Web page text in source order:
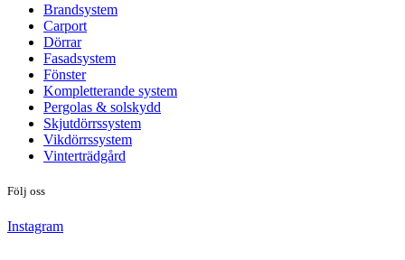
Brandsystem
Carport
Dörrar
Fasadsystem
Fönster
Kompletterande system
Pergolas & solskydd
Skjutdörrssystem
Vikdörrssystem
Vinterträdgård
Följ oss
Instagram